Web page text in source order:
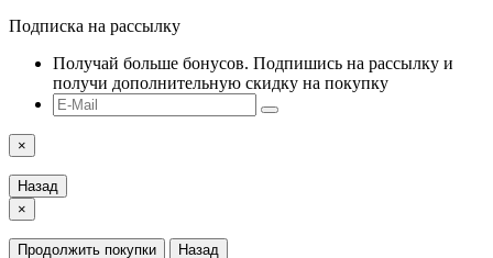
Подписка на рассылку
Получай больше бонусов. Подпишись на рассылку и
получи дополнительную скидку на покупку
×
Назад
×
Продолжить покупки Назад